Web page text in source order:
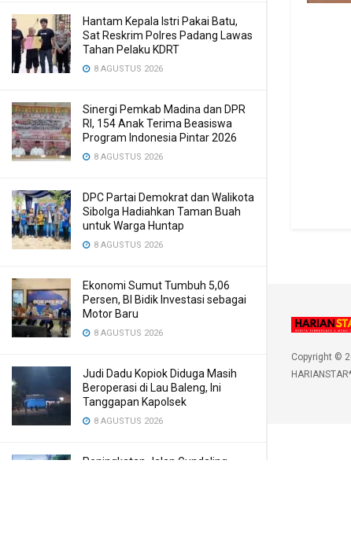
Hantam Kepala Istri Pakai Batu,
Sat Reskrim Polres Padang Lawas
Tahan Pelaku KDRT
8 AGUSTUS 2026
Sinergi Pemkab Madina dan DPR
RI, 154 Anak Terima Beasiswa
Program Indonesia Pintar 2026
8 AGUSTUS 2026
DPC Partai Demokrat dan Walikota
Sibolga Hadiahkan Taman Buah
untuk Warga Huntap
8 AGUSTUS 2026
Ekonomi Sumut Tumbuh 5,06
Persen, BI Bidik Investasi sebagai
Motor Baru
8 AGUSTUS 2026
Judi Dadu Kopiok Diduga Masih
Beroperasi di Lau Baleng, Ini
Tanggapan Kapolsek
8 AGUSTUS 2026
Peningkatan Jalan Gundaling
Copyright ©